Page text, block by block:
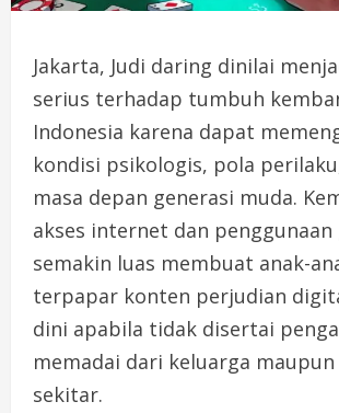
Jakarta, Judi daring dinilai
serius terhadap tumbuh
Indonesia karena dapat
kondisi psikologis, pola
masa depan generasi muda.
akses internet dan penggunaan
semakin luas membuat anak-
terpapar konten perjudian
dini apabila tidak disertai
memadai dari keluarga
sekitar.